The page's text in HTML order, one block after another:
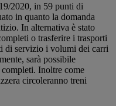
2020, in 59 punti di
in quanto la domanda
In alternativa è stato
o trasferire i trasporti
di servizio i volumi dei carri
sarà possibile
Inoltre come
circoleranno treni